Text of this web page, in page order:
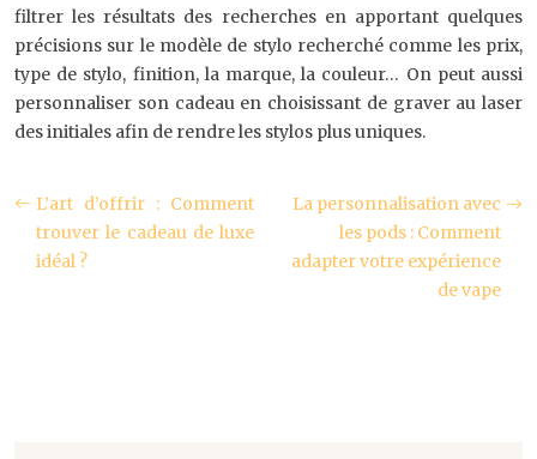
filtrer les résultats des recherches en apportant quelques
précisions sur le modèle de stylo recherché comme les prix,
type de stylo, finition, la marque, la couleur… On peut aussi
personnaliser son cadeau en choisissant de graver au laser
des initiales afin de rendre les stylos plus uniques.
L’art d’offrir : Comment
trouver le cadeau de luxe
idéal ?
La personnalisation avec
les pods : Comment
adapter votre expérience
de vape